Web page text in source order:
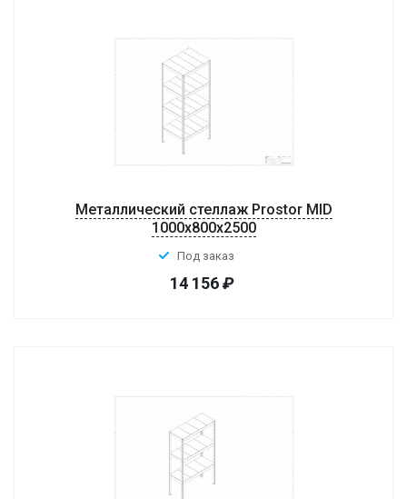
Металлический стеллаж Prostor MID
1000x800x2500
Под заказ
14 156₽